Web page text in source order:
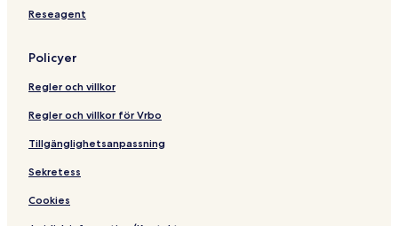
Reseagent
Policyer
Regler och villkor
Regler och villkor för Vrbo
Tillgänglighetsanpassning
Sekretess
Cookies